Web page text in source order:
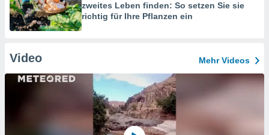
zweites Leben finden: So setzen Sie sie
richtig für Ihre Pflanzen ein
Video Mehr Videos